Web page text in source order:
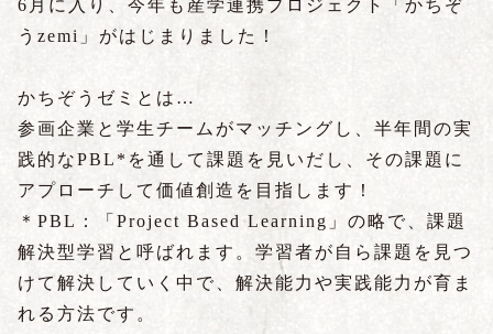
6月に入り、今年も産学連携プロジェクト「かちぞ
うzemi」がはじまりました！
かちぞうゼミとは…
参画企業と学生チームがマッチングし、半年間の実
践的なPBL*を通して課題を見いだし、その課題に
アプローチして価値創造を目指します！
＊PBL：「Project Based Learning 」の略で、課題
解決型学習と呼ばれます。学習者が自ら課題を見つ
けて解決していく中で、解決能力や実践能力が育ま
れる方法です。